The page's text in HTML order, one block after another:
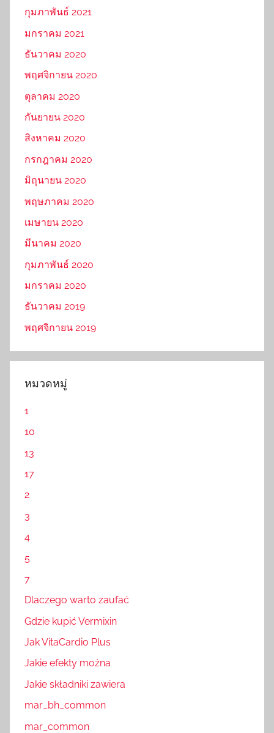
กุมภาพันธ์ 2021
มกราคม 2021
ธันวาคม 2020
พฤศจิกายน 2020
ตุลาคม 2020
กันยายน 2020
สิงหาคม 2020
กรกฎาคม 2020
มิถุนายน 2020
พฤษภาคม 2020
เมษายน 2020
มีนาคม 2020
กุมภาพันธ์ 2020
มกราคม 2020
ธันวาคม 2019
พฤศจิกายน 2019
หมวดหมู่
1
10
13
17
2
3
4
5
7
Dlaczego warto zaufać
Gdzie kupić Vermixin
Jak VitaCardio Plus
Jakie efekty można
Jakie składniki zawiera
mar_bh_common
mar_common